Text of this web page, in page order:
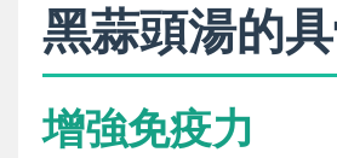
黑蒜頭湯的
增強免疫力